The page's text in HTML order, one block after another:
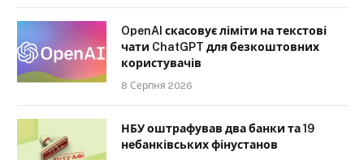
OpenAI скасовує ліміти на текстові
чати ChatGPT для безкоштовних
користувачів
8 Серпня 2026
НБУ оштрафував два банки та 19
небанківських фінустанов